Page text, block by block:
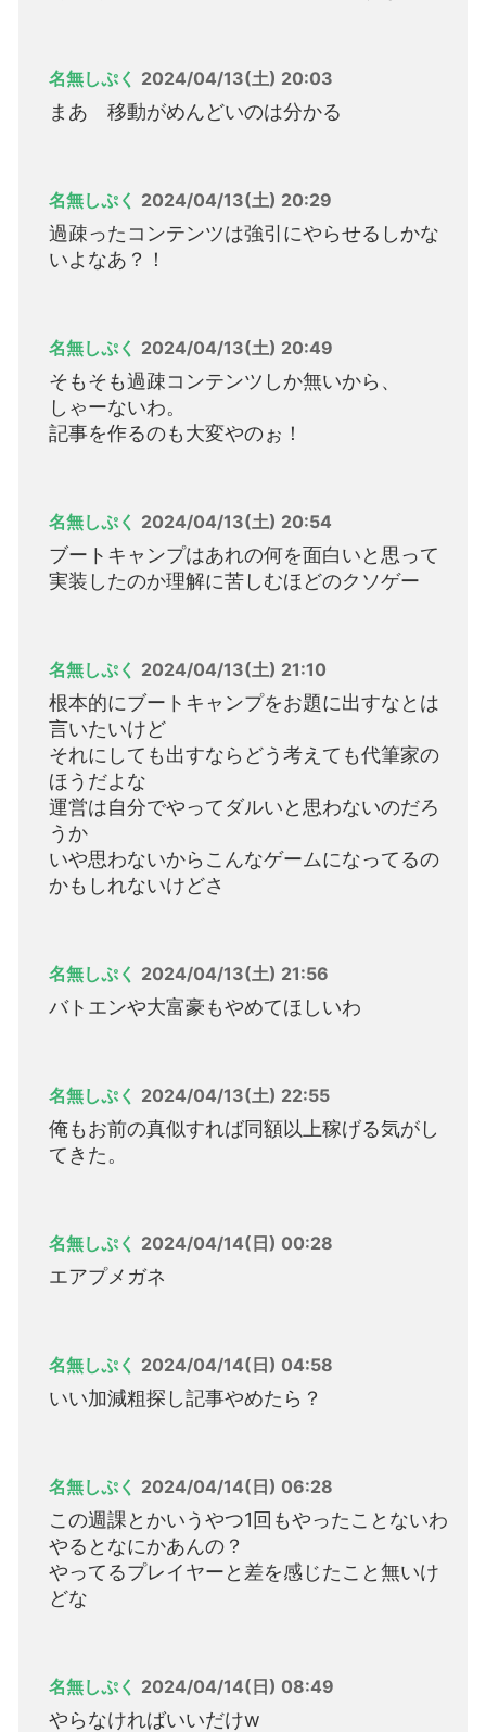
名無しぷく 2024/04/13(土) 20:03
まあ 移動がめんどいのは分かる
名無しぷく 2024/04/13(土) 20:29
過疎ったコンテンツは強引にやらせるしかな
いよなあ？！
名無しぷく 2024/04/13(土) 20:49
そもそも過疎コンテンツしか無いから、
しゃーないわ。
記事を作るのも大変やのぉ！
名無しぷく 2024/04/13(土) 20:54
ブートキャンプはあれの何を面白いと思って
実装したのか理解に苦しむほどのクソゲー
名無しぷく 2024/04/13(土) 21:10
根本的にブートキャンプをお題に出すなとは
言いたいけど
それにしても出すならどう考えても代筆家の
ほうだよな
運営は自分でやってダルいと思わないのだろ
うか
いや思わないからこんなゲームになってるの
かもしれないけどさ
名無しぷく 2024/04/13(土) 21:56
バトエンや大富豪もやめてほしいわ
名無しぷく 2024/04/13(土) 22:55
俺もお前の真似すれば同額以上稼げる気がし
てきた。
名無しぷく 2024/04/14(日) 00:28
エアプメガネ
名無しぷく 2024/04/14(日) 04:58
いい加減粗探し記事やめたら？
名無しぷく 2024/04/14(日) 06:28
この週課とかいうやつ1回もやったことないわ
やるとなにかあんの？
やってるプレイヤーと差を感じたこと無いけ
どな
名無しぷく 2024/04/14(日) 08:49
やらなければいいだけw